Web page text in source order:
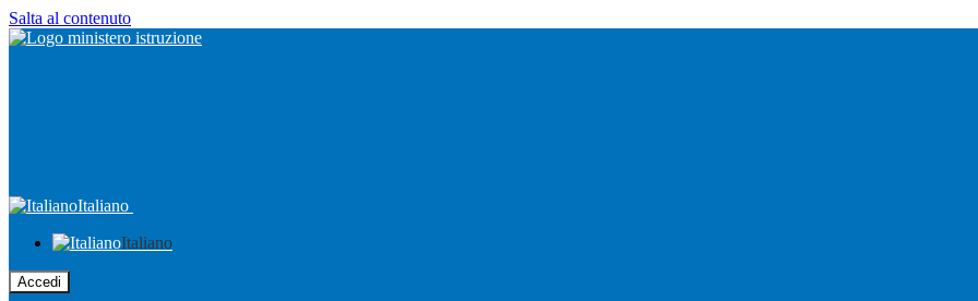
Salta al contenuto
Italiano
Italiano
Accedi